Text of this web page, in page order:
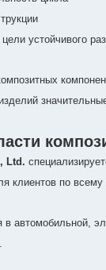
устойчивого
Ltd.
клиентов по всему
в автомобильной,